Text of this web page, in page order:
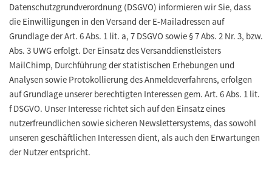
Datenschutzgrundverordnung (DSGVO) informieren wir Sie, dass
die Einwilligungen in den Versand der E-Mailadressen auf
Grundlage der Art. 6 Abs. 1 lit. a, 7 DSGVO sowie § 7 Abs. 2 Nr. 3, bzw.
Abs. 3 UWG erfolgt. Der Einsatz des Versanddienstleisters
MailChimp, Durchführung der statistischen Erhebungen und
Analysen sowie Protokollierung des Anmeldeverfahrens, erfolgen
auf Grundlage unserer berechtigten Interessen gem. Art. 6 Abs. 1 lit.
f DSGVO. Unser Interesse richtet sich auf den Einsatz eines
nutzerfreundlichen sowie sicheren Newslettersystems, das sowohl
unseren geschäftlichen Interessen dient, als auch den Erwartungen
der Nutzer entspricht.